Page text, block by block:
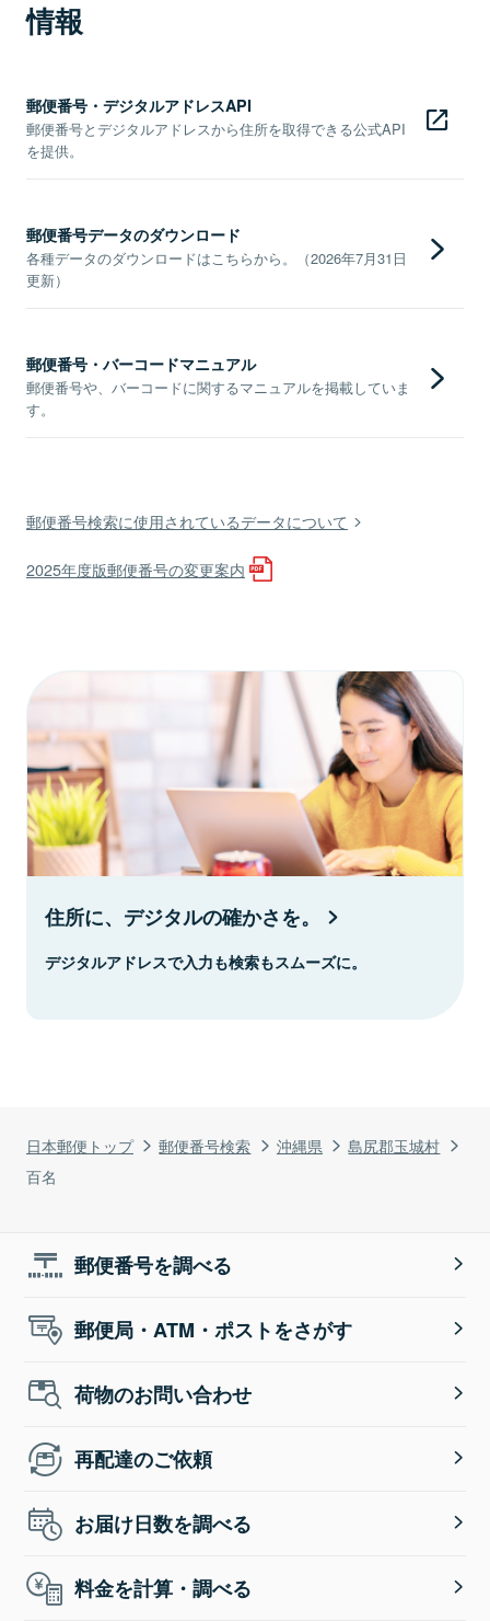
日本郵便トップ 郵便番号検索 沖縄県
島尻郡玉城村
百名
情報
郵便番号・デジタルアドレスAPI
郵便番号とデジタルアドレスから住所を取得できる公式API
を提供。
郵便番号データのダウンロード
各種データのダウンロードはこちらから。（2026年7月31日
更新）
郵便番号・バーコードマニュアル
郵便番号や、バーコードに関するマニュアルを掲載していま
す。
郵便番号検索に使用されているデータについて
2025年度版郵便番号の変更案内
住所に、デジタルの確かさを。
デジタルアドレスで入力も検索もスムーズに。
郵便番号を調べる
郵便局・ATM・ポストをさがす
荷物のお問い合わせ
再配達のご依頼
お届け日数を調べる
料金を計算・調べる